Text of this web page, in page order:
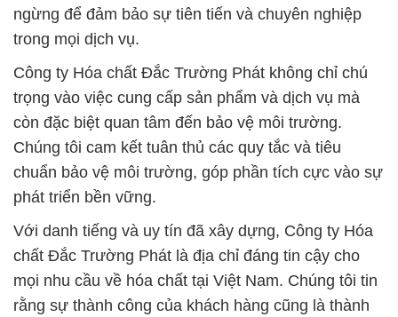
ngừng để đảm bảo sự tiên tiến và chuyên nghiệp
trong mọi dịch vụ.
Công ty Hóa chất Đắc Trường Phát không chỉ chú
trọng vào việc cung cấp sản phẩm và dịch vụ mà
còn đặc biệt quan tâm đến bảo vệ môi trường.
Chúng tôi cam kết tuân thủ các quy tắc và tiêu
chuẩn bảo vệ môi trường, góp phần tích cực vào sự
phát triển bền vững.
Với danh tiếng và uy tín đã xây dựng, Công ty Hóa
chất Đắc Trường Phát là địa chỉ đáng tin cậy cho
mọi nhu cầu về hóa chất tại Việt Nam. Chúng tôi tin
rằng sự thành công của khách hàng cũng là thành